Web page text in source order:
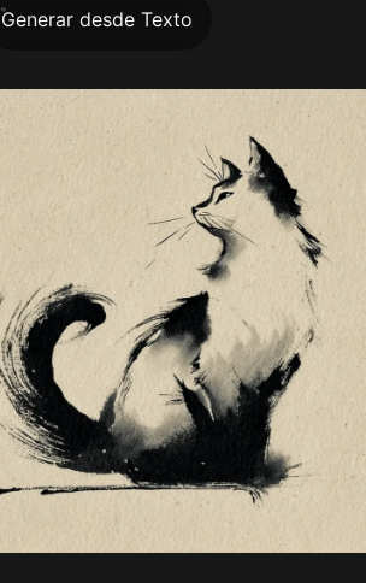
Generar desde Texto